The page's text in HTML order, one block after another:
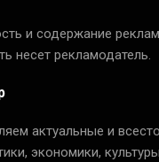
и содержание
несет рекламодатель.
актуальные и
экономики,